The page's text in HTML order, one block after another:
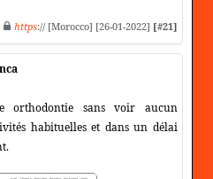
https:// [Morocco] [26-01-2022] [#21]
orthodontie sans voir aucun
habituelles et dans un délai